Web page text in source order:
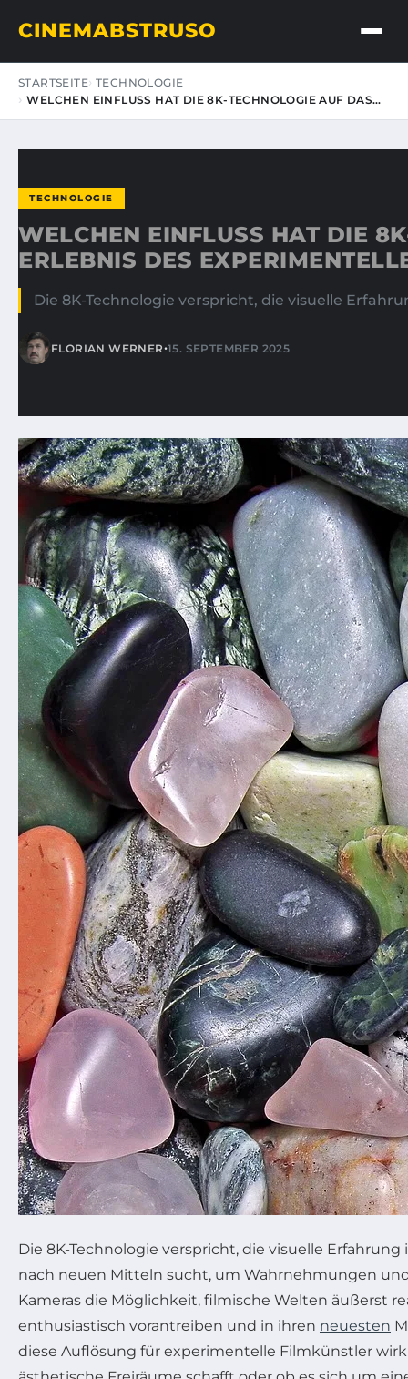
CINEMABSTRUSO
STARTSEITE TECHNOLOGIE
WELCHEN EINFLUSS HAT DIE 8K-TECHNOLOGIE AUF DAS…
TECHNOLOGIE
WELCHEN EINFLUSS HAT DIE
ERLEBNIS DES
Die 8K-Technologie verspricht, die visuelle
FLORIAN WERNER•15. SEPTEMBER 2025
Die 8K-Technologie verspricht, die visuelle
nach neuen Mitteln sucht, um Wahrnehmungen
Kameras die Möglichkeit, filmische Welten äußerst
enthusiastisch vorantreiben und in ihren neuesten
diese Auflösung für experimentelle Filmkünstler